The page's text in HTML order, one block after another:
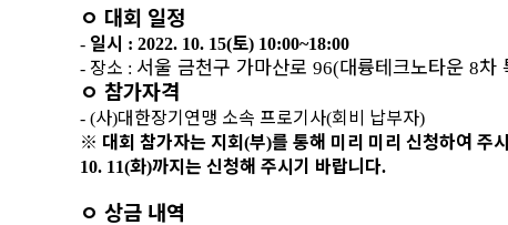
ㅇ 대회 일정
- 일시 : 2022. 10. 15(토) 10:00~18:00
- 장소 : 서울 금천구 가마산로 96(대륭테크노타운 8차
ㅇ 참가자격
- (사)대한장기연맹 소속 프로기사(회비 납부자)
※ 대회 참가자는 지회(부)를 통해 미리 미리 신청하여 주
10. 11(화)까지는 신청해 주시기 바랍니다.
ㅇ 상금 내역